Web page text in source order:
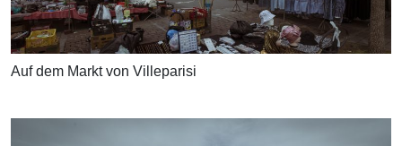
Auf dem Markt von Villeparisi